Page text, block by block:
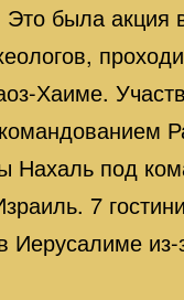
была акция
Хаиме.
Нахаль под
7
Иерусалиме